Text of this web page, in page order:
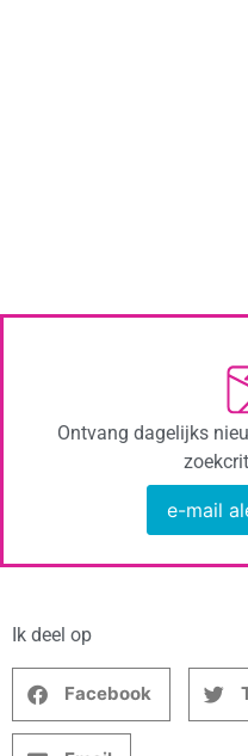
Ontvang dagelijks
e-mail
Ik deel op
Facebook